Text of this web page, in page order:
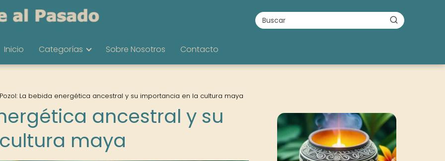
Inicio Categorías Sobre Nosotros Contacto
Pozol: La bebida energética ancestral y su importancia en la cultura maya
ancestral y su
maya